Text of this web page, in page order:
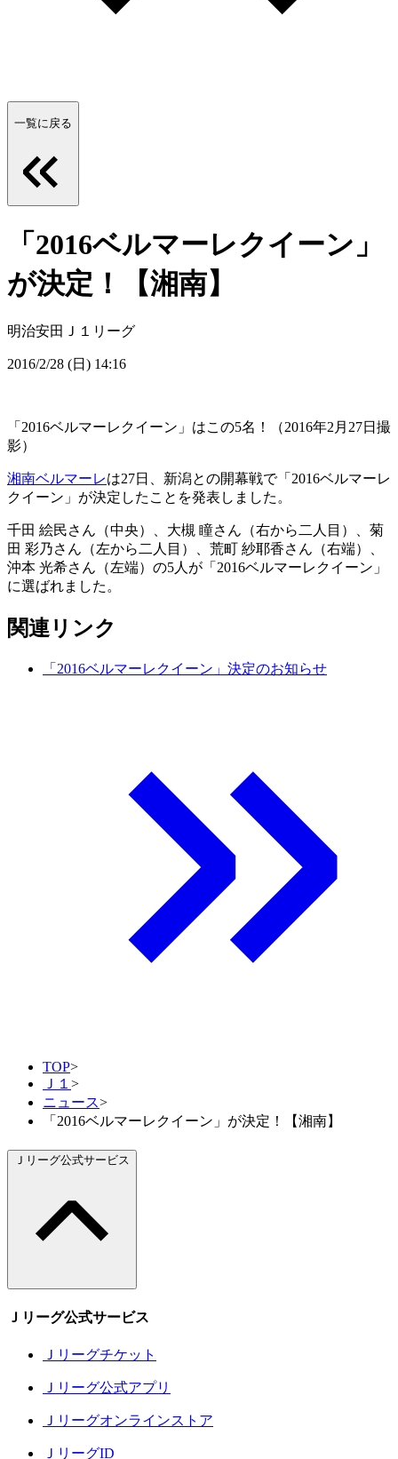
一覧に戻る
「2016ベルマーレクイーン」
が決定！【湘南】
明治安田Ｊ１リーグ
2016/2/28 (日) 14:16
「2016ベルマーレクイーン」はこの5名！（2016年2月27日撮
影）
湘南ベルマーレは27日、新潟との開幕戦で「2016ベルマーレ
クイーン」が決定したことを発表しました。
千田 絵民さん（中央）、大槻 瞳さん（右から二人目）、菊
田 彩乃さん（左から二人目）、荒町 紗耶香さん（右端）、
沖本 光希さん（左端）の5人が「2016ベルマーレクイーン」
に選ばれました。
関連リンク
「2016ベルマーレクイーン」決定のお知らせ
TOP>
Ｊ１ >
ニュース>
「2016ベルマーレクイーン」が決定！【湘南】
Ｊリーグ公式サービス
Ｊリーグ公式サービス
Ｊリーグチケット
Ｊリーグ公式アプリ
Ｊリーグオンラインストア
ＪリーグID